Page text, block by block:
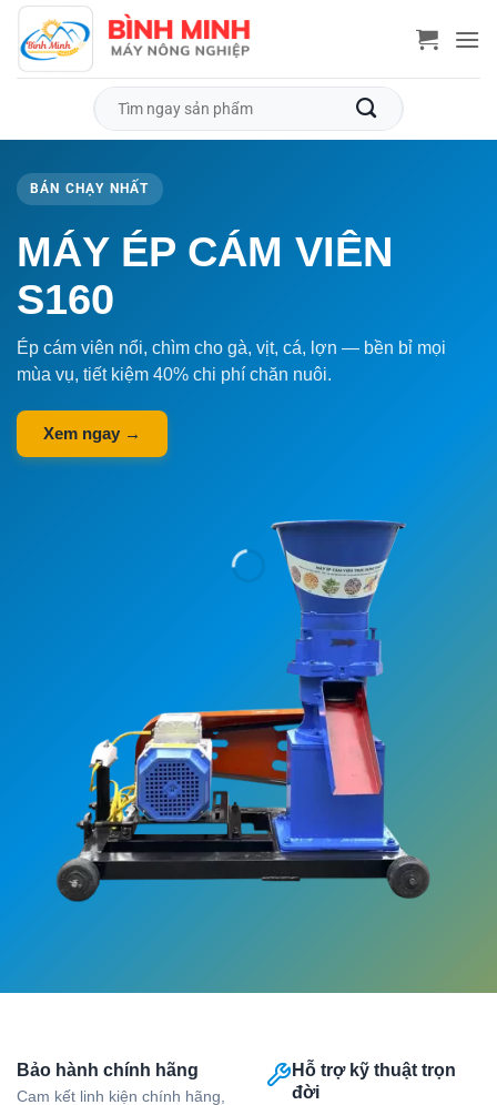
qua
nội
Tìm
BÁN CHẠY NHẤT
MÁY ÉP CÁM VIÊN
S160
Ép cám viên nổi, chìm cho gà, vịt, cá, lợn — bền bỉ mọi
mùa vụ, tiết kiệm 40% chi phí chăn nuôi.
Xem ngay →
Bảo hành chính hãng
Cam kết linh kiện chính hãng,
Hỗ trợ kỹ thuật trọn
đời